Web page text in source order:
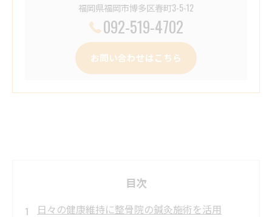
福岡県福岡市博多区春町3-5-12
092-519-4702
お問い合わせはこちら
目次
日々の健康維持に整骨院の鍼灸施術を活用